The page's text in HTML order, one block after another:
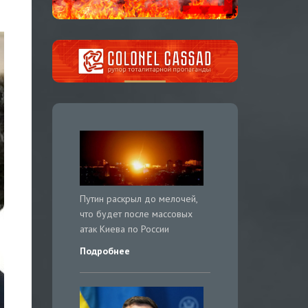
Путин раскрыл до мелочей,
что будет после массовых
атак Киева по России
Подробнее